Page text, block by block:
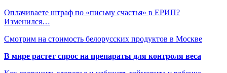
Оплачиваете штраф по «письму счастья» в ЕРИП?
Изменился…
Смотрим на стоимость белорусских продуктов в Москве
В мире растет спрос на препараты для контроля веса